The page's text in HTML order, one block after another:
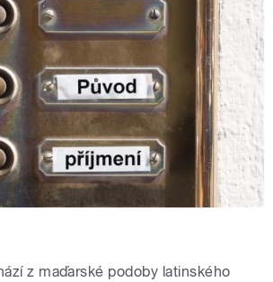
z maďarské podoby latinského